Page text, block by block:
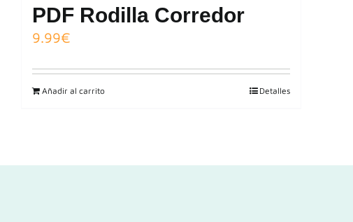
PDF Rodilla Corredor
9.99€
Añadir al carrito Detalles